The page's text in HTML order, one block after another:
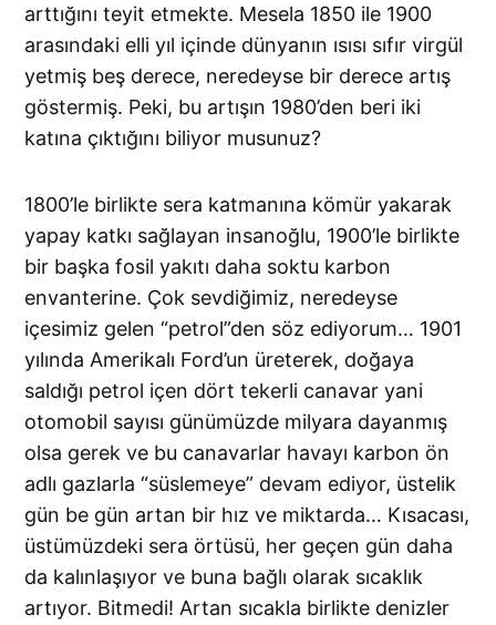
arttığını teyit etmekte. Mesela 1850 ile 1900
arasındaki elli yıl içinde dünyanın ısısı sıfır virgül
yetmiş beş derece, neredeyse bir derece artış
göstermiş. Peki, bu artışın 1980’den beri iki
katına çıktığını biliyor musunuz?
1800’le birlikte sera katmanına kömür yakarak
yapay katkı sağlayan insanoğlu, 1900’le birlikte
bir başka fosil yakıtı daha soktu karbon
envanterine. Çok sevdiğimiz, neredeyse
içesimiz gelen “petrol”den söz ediyorum… 1901
yılında Amerikalı Ford’un üreterek, doğaya
saldığı petrol içen dört tekerli canavar yani
otomobil sayısı günümüzde milyara dayanmış
olsa gerek ve bu canavarlar havayı karbon ön
adlı gazlarla “süslemeye” devam ediyor, üstelik
gün be gün artan bir hız ve miktarda… Kısacası,
üstümüzdeki sera örtüsü, her geçen gün daha
da kalınlaşıyor ve buna bağlı olarak sıcaklık
artıyor. Bitmedi! Artan sıcakla birlikte denizler